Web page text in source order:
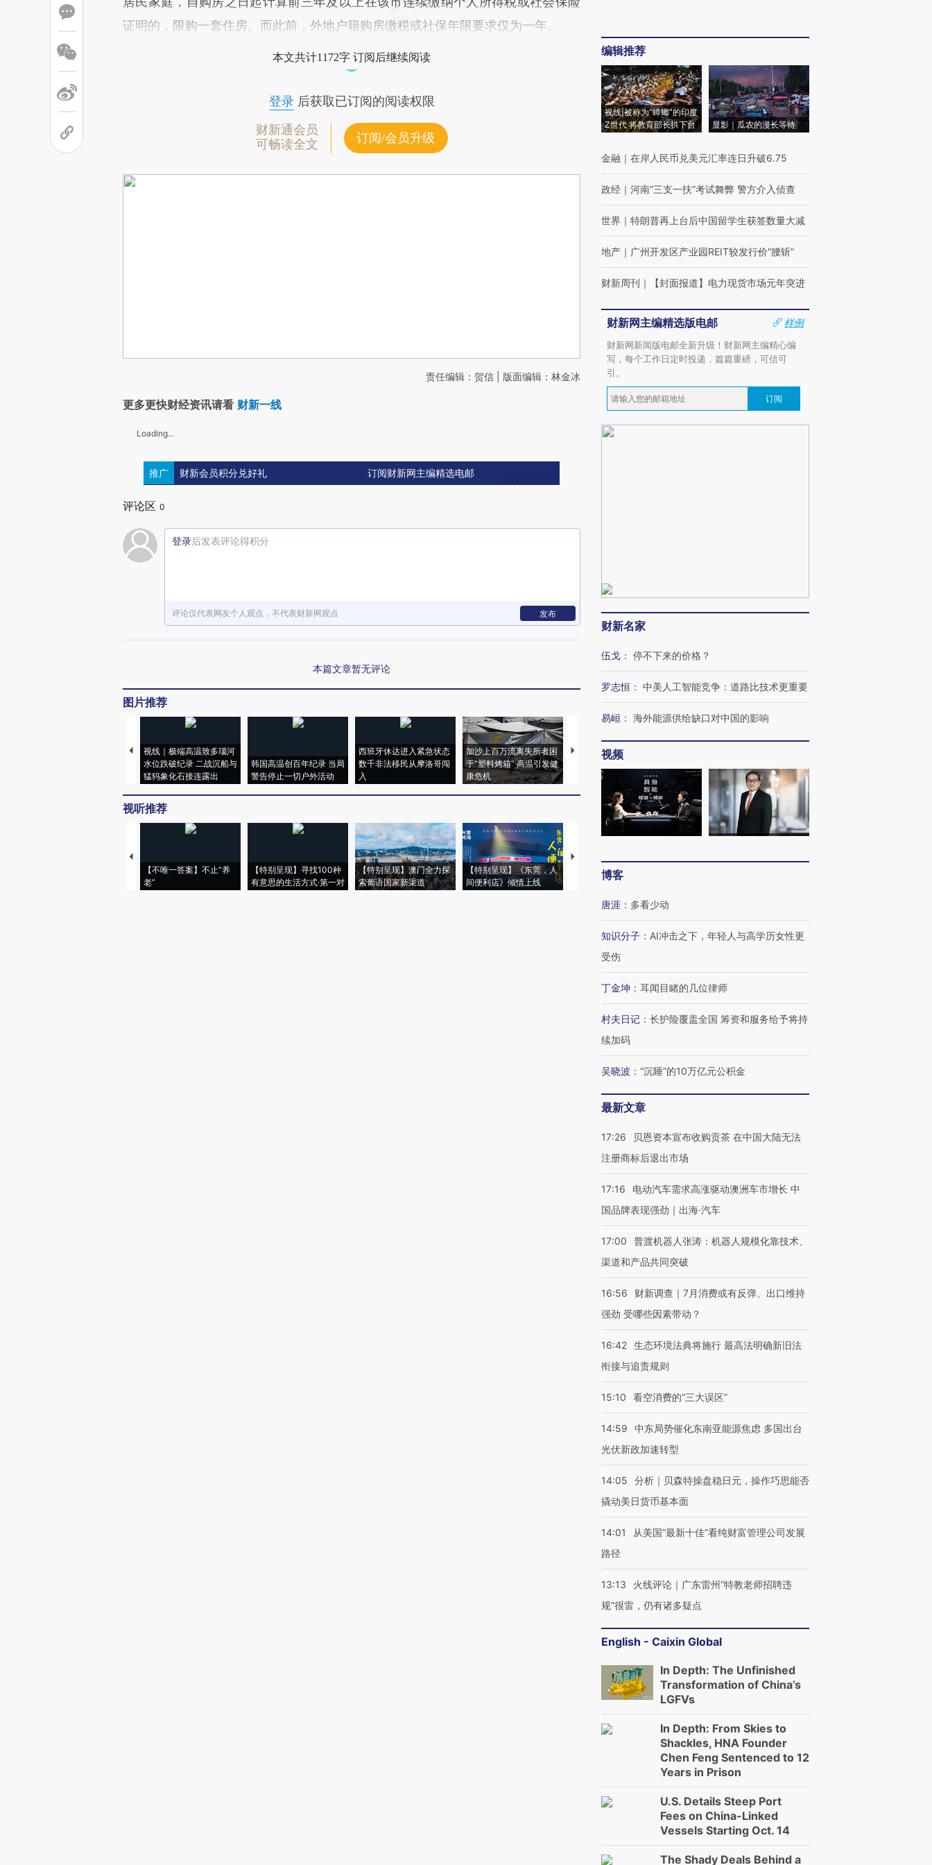
证明的，限购一套住房。而此前，外地户籍购房缴税或社保年限要求仅为一年。
本文共计1172字 订阅后继续阅读
登录后获取已订阅的阅读权限
财新通会员
可畅读全文
订阅/会员升级
责任编辑：贺信 | 版面编辑：林金冰
更多更快财经资讯请看 财新一线
Loading...
推广 财新会员积分兑好礼 订阅财新网主编精选电邮
评论区 0
登录后发表评论得积分
评论仅代表网友个人观点，不代表财新网观点 发布
本篇文章暂无评论
图片推荐
视线｜极端高温致多瑙河
水位跌破纪录 二战沉船与
猛犸象化石接连露出
韩国高温创百年纪录 当局
警告停止一切户外活动
西班牙休达进入紧急状态
数千非法移民从摩洛哥闯
入
加沙上百万流离失所者困
于“塑料烤箱” 高温引发健
康危机
马航飞行员跨国走私7万
粒摇头丸 尿检体内含3种
心“花钱找虐”？
要防空导弹“救急”
视听推荐
【不唯一答案】不止“养
老”
【特别呈现】寻找100种
有意思的生活方式·第一对
【特别呈现】澳门全力探
索葡语国家新渠道
【特别呈现】《东莞，人
间便利店》倾情上线
【推广】走进第四届链博
会，让数智科技“链”接产
编辑推荐
视线|被称为“蟑螂”的印度
Z世代 将教育部长拱下台
显影｜瓜农的漫长等待
金融 ｜ 在岸人民币兑美元汇率连日升破6.75
政经 ｜ 河南“三支一扶”考试舞弊 警方介入侦查
世界 ｜ 特朗普再上台后中国留学生获签数量大减
地产 ｜ 广州开发区产业园REIT较发行价“腰斩”
财新周刊 ｜ 【封面报道】电力现货市场元年突进
财新网主编精选版电邮
样例
财新网新闻版电邮全新升级！财新网主编精心编
写，每个工作日定时投递，篇篇重磅，可信可
引。
订阅
财新名家
伍戈 ： 停不下来的价格？
罗志恒 ： 中美人工智能竞争：道路比技术更重要
易峘 ： 海外能源供给缺口对中国的影响
视频
博客
唐涯 ： 多看少动
知识分子 ： AI冲击之下，年轻人与高学历女性更
受伤
丁金坤 ： 耳闻目睹的几位律师
村夫日记 ： 长护险覆盖全国 筹资和服务给予将持
续加码
吴晓波 ： “沉睡”的10万亿元公积金
最新文章
17:26
贝恩资本宣布收购贡茶 在中国大陆无法
注册商标后退出市场
17:16
电动汽车需求高涨驱动澳洲车市增长 中
国品牌表现强劲｜出海·汽车
17:00
普渡机器人张涛：机器人规模化靠技术、
渠道和产品共同突破
16:56
财新调查｜7月消费或有反弹、出口维持
强劲 受哪些因素带动？
16:42 生态环境法典将施行 最高法明确新旧法
衔接与追责规则
15:10 看空消费的“三大误区”
14:59
中东局势催化东南亚能源焦虑 多国出台
光伏新政加速转型
14:05
分析｜贝森特操盘稳日元，操作巧思能否
撬动美日货币基本面
14:01
从美国“最新十佳”看纯财富管理公司发展
路径
13:13
火线评论｜广东雷州“特教老师招聘违
规”很雷，仍有诸多疑点
English - Caixin Global
In Depth: The Unfinished
Transformation of China’s
LGFVs
In Depth: From Skies to
Shackles, HNA Founder
Chen Feng Sentenced to 12
Years in Prison
U.S. Details Steep Port
Fees on China-Linked
Vessels Starting Oct. 14
The Shady Deals Behind a